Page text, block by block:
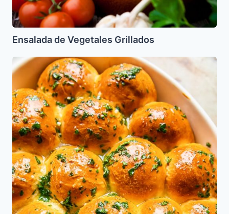
Ensalada de Vegetales Grillados
Pancitos
de
Ajo
y
Cilantro